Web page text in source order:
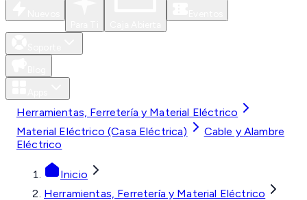
Herramientas, Ferretería y Material Eléctrico
Material Eléctrico (Casa Eléctrica)
Cable y Alambre
Eléctrico
Inicio
Herramientas, Ferretería y Material Eléctrico